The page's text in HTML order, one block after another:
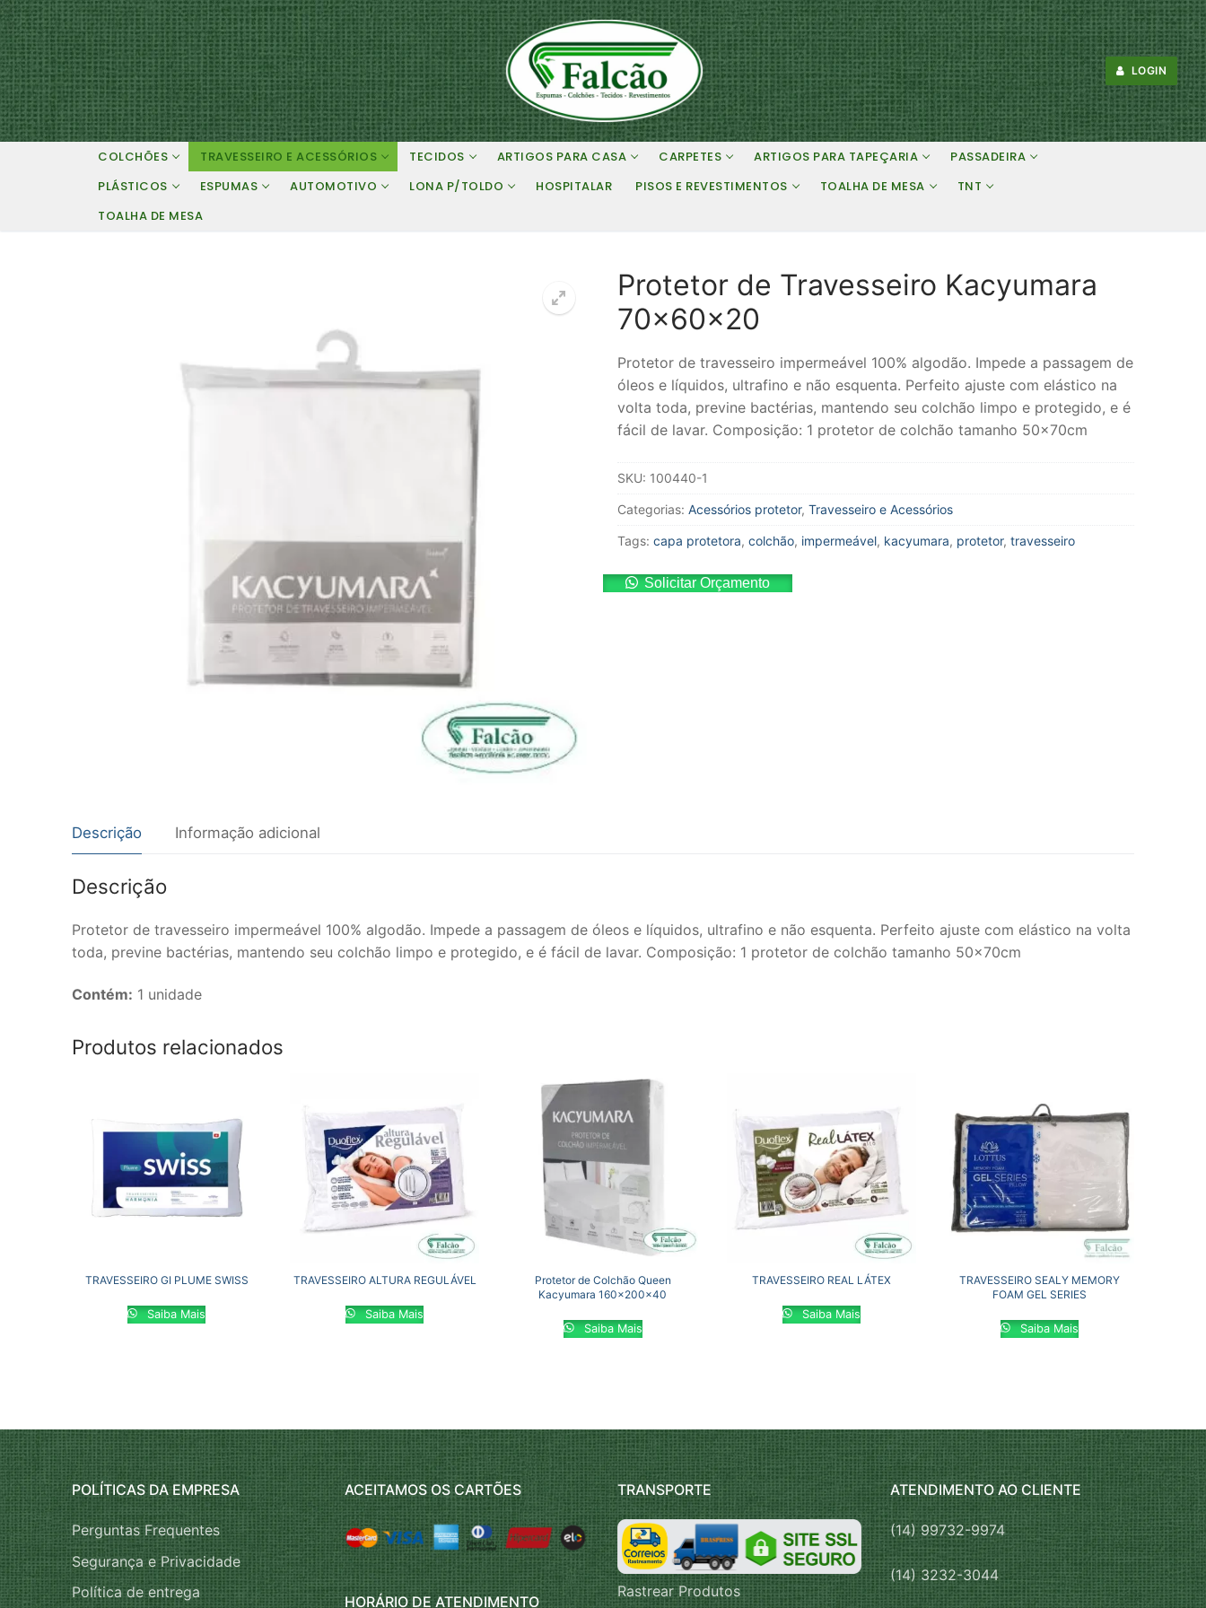
Pular
para
o
conteúdo
LOGIN
COLCHÕES TRAVESSEIRO E ACESSÓRIOS TECIDOS ARTIGOS PARA CASA CARPETES ARTIGOS PARA TAPEÇARIA
PASSADEIRA
PLÁSTICOS
ESPUMAS AUTOMOTIVO LONA P/TOLDO HOSPITALAR PISOS E REVESTIMENTOS TOALHA DE MESA
TNT
TOALHA DE MESA
Protetor de Travesseiro Kacyumara
70x60x20
Protetor de travesseiro impermeável 100% algodão. Impede a passagem de
óleos e líquidos, ultrafino e não esquenta. Perfeito ajuste com elástico na
volta toda, previne bactérias, mantendo seu colchão limpo e protegido, e é
fácil de lavar. Composição: 1 protetor de colchão tamanho 50x70cm
SKU: 100440-1
Categorias: Acessórios protetor, Travesseiro e Acessórios
Tags: capa protetora, colchão, impermeável, kacyumara, protetor, travesseiro
Solicitar Orçamento
Descrição Informação adicional
Descrição
Protetor de travesseiro impermeável 100% algodão. Impede a passagem de óleos e líquidos, ultrafino e não esquenta. Perfeito ajuste com elástico na volta
toda, previne bactérias, mantendo seu colchão limpo e protegido, e é fácil de lavar. Composição: 1 protetor de colchão tamanho 50x70cm
Contém: 1 unidade
Produtos relacionados
TRAVESSEIRO GI PLUME SWISS
Saiba Mais
TRAVESSEIRO ALTURA REGULÁVEL
Saiba Mais
Protetor de Colchão Queen
Kacyumara 160x200x40
Saiba Mais
TRAVESSEIRO REAL LÁTEX
Saiba Mais
TRAVESSEIRO SEALY MEMORY
FOAM GEL SERIES
Saiba Mais
POLÍTICAS DA EMPRESA
Perguntas Frequentes
Segurança e Privacidade
Política de entrega
ACEITAMOS OS CARTÕES
HORÁRIO DE ATENDIMENTO
TRANSPORTE
Rastrear Produtos
ATENDIMENTO AO CLIENTE
(14) 99732-9974
(14) 3232-3044